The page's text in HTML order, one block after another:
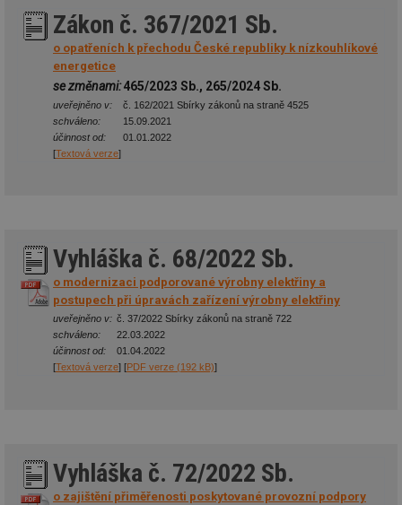
Zákon č. 367/2021 Sb.
o opatřeních k přechodu České republiky k nízkouhlíkové
energetice
se změnami:465/2023 Sb., 265/2024 Sb.
uveřejněno v:
č. 162/2021 Sbírky zákonů na straně 4525
schváleno:
15.09.2021
účinnost od:
01.01.2022
[Textová verze]
Vyhláška č. 68/2022 Sb.
o modernizaci podporované výrobny elektřiny a
postupech při úpravách zařízení výrobny elektřiny
uveřejněno v: č. 37/2022 Sbírky zákonů na straně 722
schváleno:
22.03.2022
účinnost od:
01.04.2022
[Textová verze] [PDF verze (192 kB)]
Vyhláška č. 72/2022 Sb.
o zajištění přiměřenosti poskytované provozní podpory